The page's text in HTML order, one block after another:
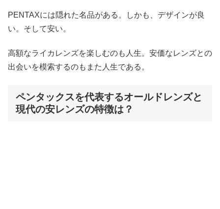
PENTAXには隠れた名品がある。しかも、デザインが良
い。そして安い。
高額なライカレンズを楽しむのも人生。安価なレンズとの
出会いを模索するのもまた人生である。
ペンタックスを代表するオールドレンズと
現代の安レンズの特徴は？